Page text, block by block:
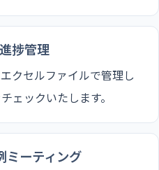
捗管理
クセルファイルで管理し
ェックいたします。
ミーティング